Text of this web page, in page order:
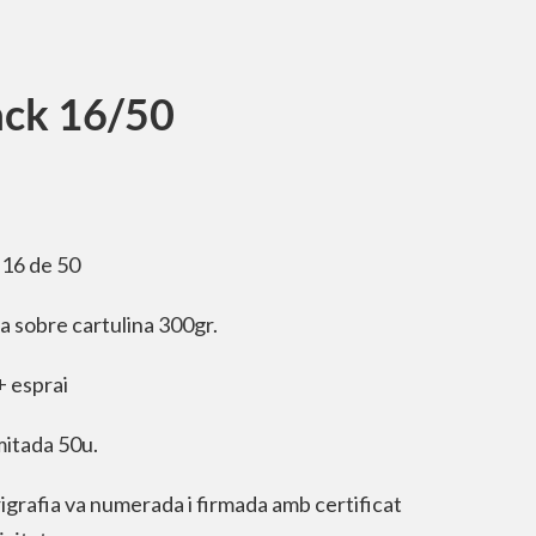
16/50
de 50
sobre cartulina 300gr.
esprai
50u.
va numerada i firmada amb certificat